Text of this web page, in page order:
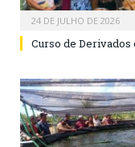
24 DE JULHO DE 2026
Curso de Derivados